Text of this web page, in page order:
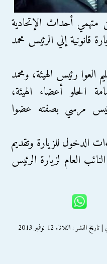
أحداث الإتحادية
إلي الرئيس محمد
رئيس الهيئة، ومحمد
الحلو أعضاء الهيئة،
مرسي بصفته عضوا
الدخول للزيارة وتقديم
العام لزيارة الرئيس
: الثلاثاء 12 نوفمبر 2013